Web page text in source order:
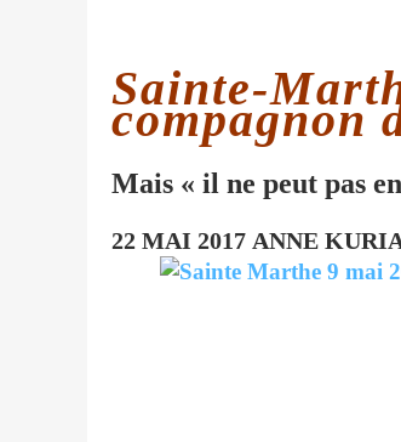
Sainte-
compagnon
Mais « il ne peut pas
22 MAI 2017 ANNE